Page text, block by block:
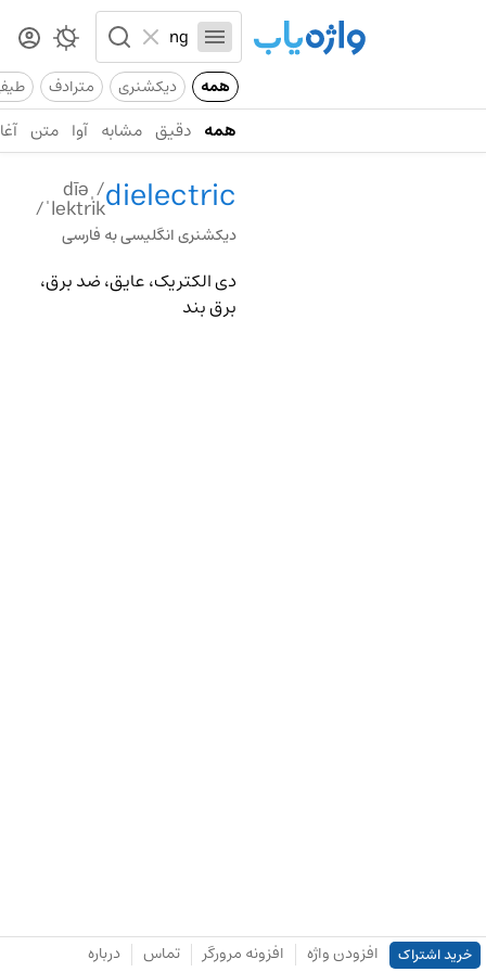
همه دیکشنری مترادف
همه دقیق مشابه آوا متن
dielectric
/ˌdīə
ˈlektrik/
دیکشنری انگلیسی به فارسی
دی الکتریک، عایق، ضد برق،
برق بند
خرید اشتراک افزودن واژه افزونه مرورگر تماس درباره